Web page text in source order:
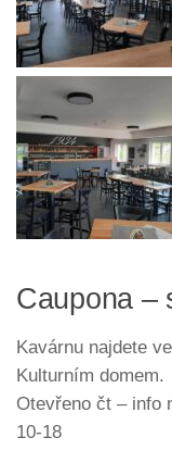
Caupona –
Kavárnu najdete
Kulturním domem.
Otevřeno čt – info
10-18